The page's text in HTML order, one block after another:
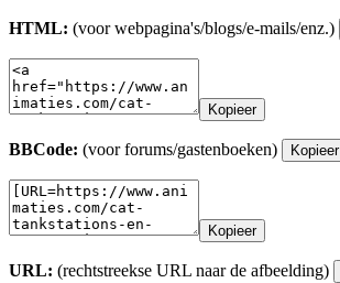
HTML: (voor webpagina's/blogs/e-mails/enz.)
Kopieer
BBCode: (voor forums/gastenboeken) Kopieer
Kopieer
URL: (rechtstreekse URL naar de afbeelding)